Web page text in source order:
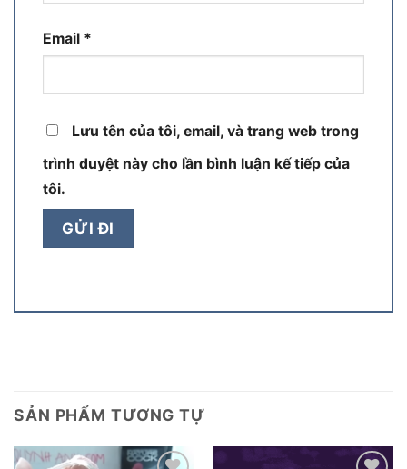
Email *
Lưu tên của tôi, email, và trang web trong
trình duyệt này cho lần bình luận kế tiếp của
tôi.
SẢN PHẨM TƯƠNG TỰ